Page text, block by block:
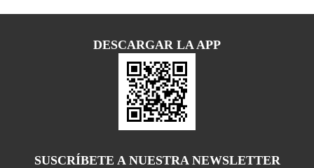
DESCARGAR LA APP
SUSCRÍBETE A NUESTRA NEWSLETTER